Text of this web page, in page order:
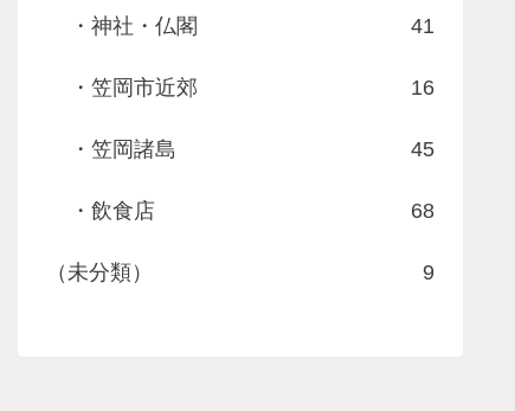
・神社・仏閣 41
・笠岡市近郊 16
・笠岡諸島 45
・飲食店 68
（未分類） 9